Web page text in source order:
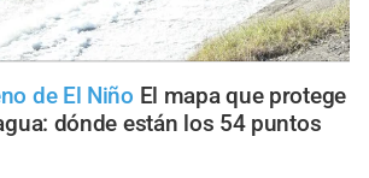
de El Niño El mapa que protege
dónde están los 54 puntos